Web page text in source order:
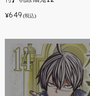
¥649 (税込)